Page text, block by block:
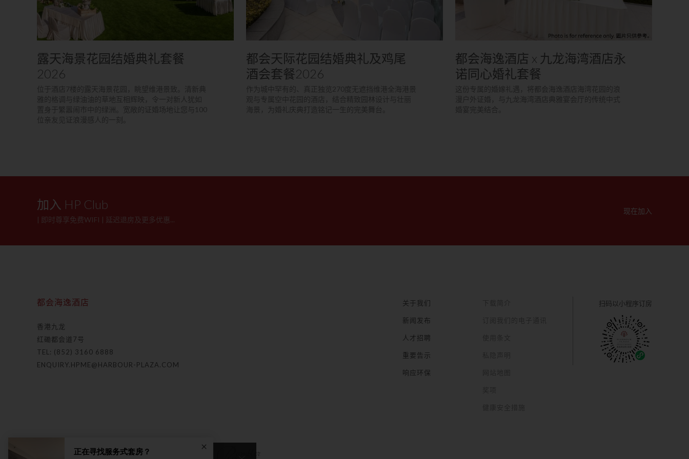
露天海景花园结婚典礼套餐
2026
位于酒店7楼的露天海景花园，眺望维港景致。清新典
雅的格调与绿油油的草地互相辉映，令一对新人犹如
置身于繁嚣闹市中的绿洲。宽敞的证婚场地让您与100
位亲友见证浪漫感人的一刻。​
都会天际花园结婚典礼及鸡尾
酒会套餐2026
作为城中罕有的、真正独览270度无遮挡维港全海港景
观与专属空中花园的酒店，结合精致园林设计与壮丽
海景，为婚礼庆典打造铭记一生的完美舞台。
都会海逸酒店 x 九龙海湾酒店永
诺同心婚礼套餐
这份专属的婚嫁礼遇，将都会海逸酒店海湾花园的浪
漫户外证婚，与九龙海湾酒店典雅宴会厅的传统中式
婚宴完美结合。
加入 HP Club
| 即时尊享免费WIFI | 延迟退房及更多优惠...
现在加入
都会海逸酒店
香港九龙
红磡都会道7号
TEL: (852) 3160 6888
ENQUIRY.HPME@HARBOUR-PLAZA.COM
关于我们
新闻发布
人才招聘
重要告示
响应环保
扫码以小程序订房